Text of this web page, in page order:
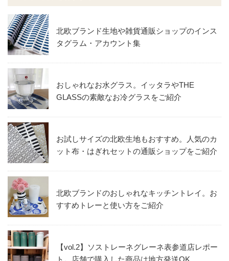
北欧ブランド生地や雑貨通販ショップのインス
タグラム・アカウント集
おしゃれなお水グラス。イッタラやTHE
GLASSの素敵なお冷グラスをご紹介
お試しサイズの北欧生地もおすすめ。人気のカ
ット布・はぎれセットの通販ショップをご紹介
北欧ブランドのおしゃれなキッチントレイ。お
すすめトレーと使い方をご紹介
【vol.2】ソストレーネグレーネ表参道店レポー
ト。店舗で購入した商品は地方発送OK